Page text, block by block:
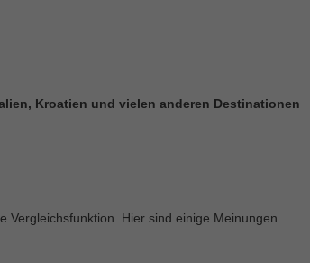
Kroatien und vielen anderen Destinationen
Vergleichsfunktion. Hier sind einige Meinungen